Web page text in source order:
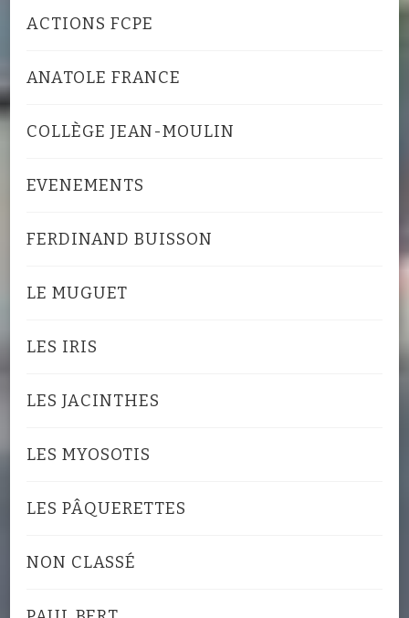
ACTIONS FCPE
ANATOLE FRANCE
COLLÈGE JEAN-MOULIN
EVENEMENTS
FERDINAND BUISSON
LE MUGUET
LES IRIS
LES JACINTHES
LES MYOSOTIS
LES PÂQUERETTES
NON CLASSÉ